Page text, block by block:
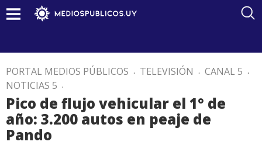
PORTAL MEDIOS PÚBLICOS . TELEVISIÓN . CANAL 5 .
NOTICIAS 5 .
Pico de flujo vehicular el 1° de
año: 3.200 autos en peaje de
Pando